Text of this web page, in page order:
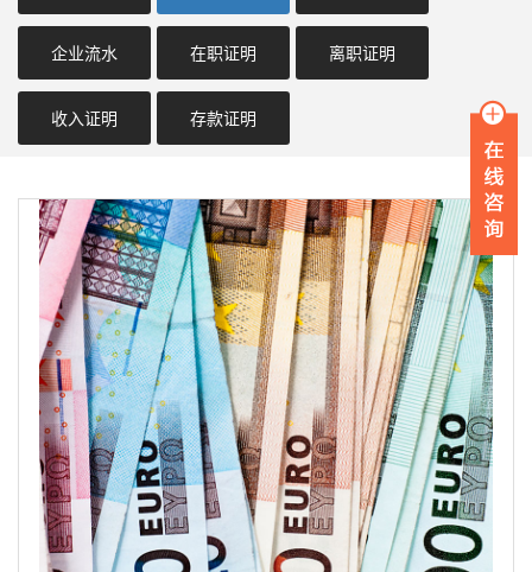
企业流水 在职证明 离职证明
收入证明 存款证明